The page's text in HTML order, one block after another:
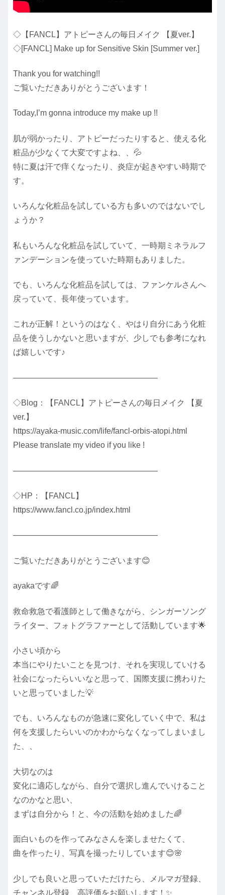
◇【FANCL】アトピーさんの毎日メイク 【夏ver.】
◇[FANCL] Make up for Sensitive Skin [Summer ver.]
Thank you for watching!!
ご覧いただきありがとうございます！
Today,I’m gonna introduce my make up !!
肌が弱かったり、アトピーだったりすると、使える化
粧品が少なくて大変ですよね、、💦
特に夏は汗で痒くなったり、炎症が起きやすい時期で
す。
いろんな化粧品を試している方も多いのではないでし
ょうか？
私もいろんな化粧品を試していて、一時期ミネラルフ
ァンデーションを使っていた時期もありました。
でも、いろんな化粧品を試しては、ファンケルさんへ
戻っていて、長年使っています。
これが正解！というのはなく、やはり自分にあう化粧
品を使うしかないと思いますが、少しでも参考になれ
ば嬉しいです♪
――――――――――――――――――
◇Blog：【FANCL】アトピーさんの毎日メイク 【夏
ver.】
https://ayaka-music.com/life/fancl-orbis-atopi.html
Please translate my video if you like !
――――――――――――――――――
◇HP：【FANCL】
https://www.fancl.co.jp/index.html
――――――――――――――――――
ご覧いただきありがとうございます😊
ayakaです🌈
救命救急で看護師として働きながら、シンガーソング
ライター、フォトグラファーとして活動しています🌟
小さい頃から
本当にやりたいことを見つけ、それを実現していける
社会になったらいいなと思って、国際支援に携わりた
いと思っていました💡
でも、いろんなものが急速に変化していく中で、私は
何を支援したらいいのかわからなくなってしまいまし
た、、
大切なのは
変化に適応しながら、自分で選択し進んでいけること
なのかなと思い、
まずは自分から！と、今の活動を始めました🌈
面白いものを作ってみなさんを楽しませたくて、
曲を作ったり、写真を撮ったりしています😊🌸
少しでも良いと思っていただけたら、メルマガ登録、
チャンネル登録、高評価をお願いします！✨